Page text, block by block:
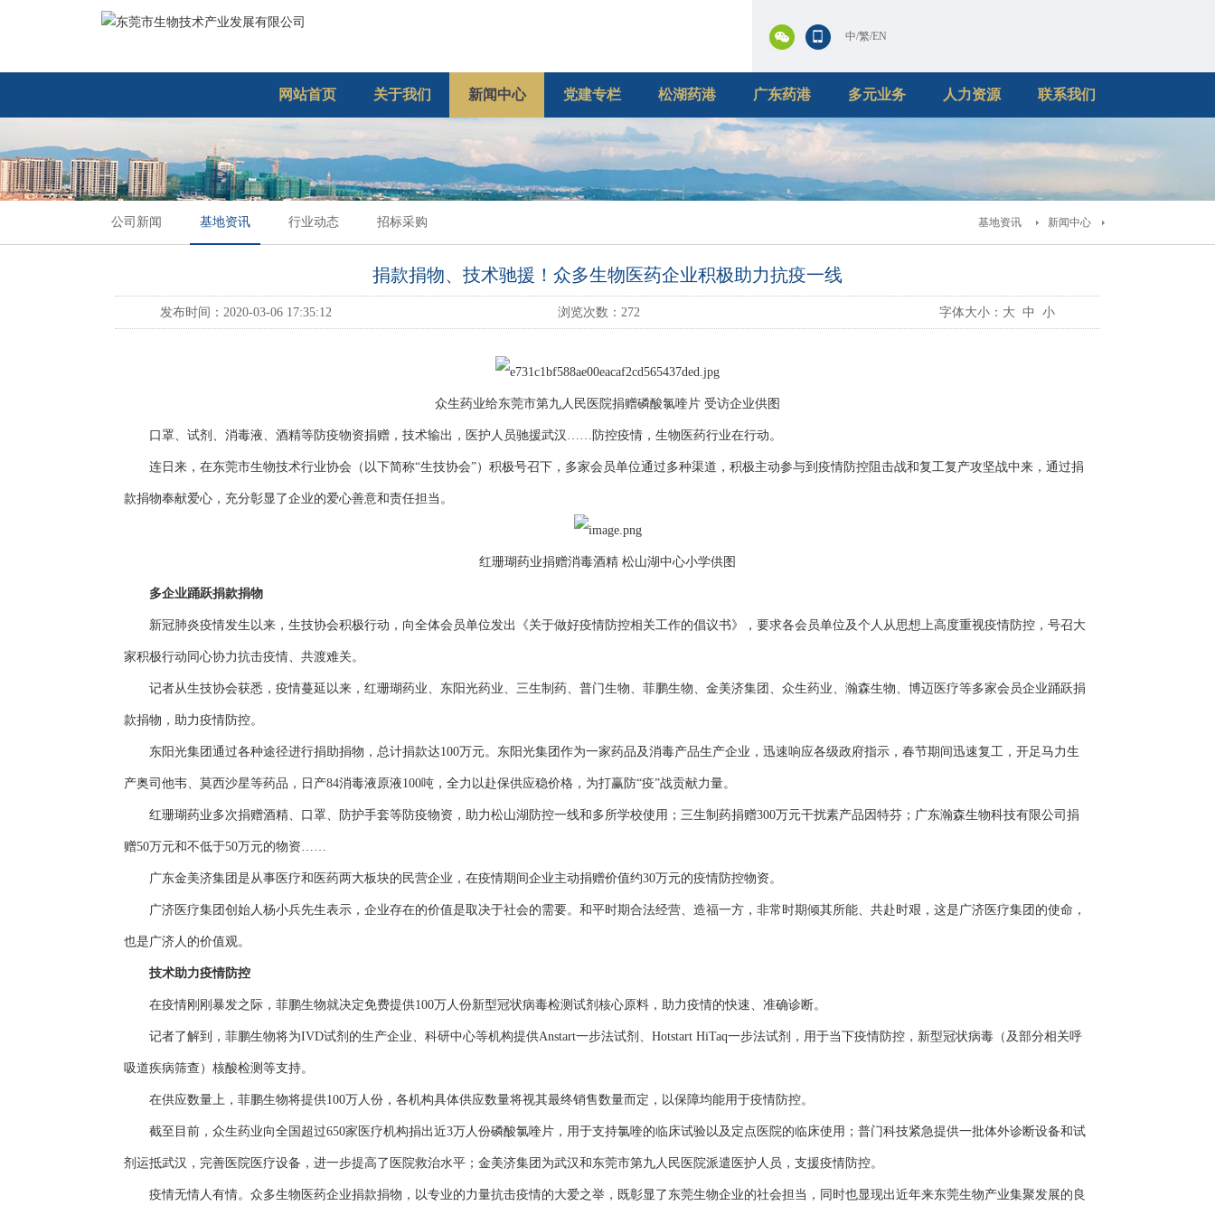
中/繁/EN
网站首页 关于我们 新闻中心 党建专栏 松湖药港 广东药港 多元业务 人力资源 联系我们
公司新闻 基地资讯 行业动态 招标采购 基地资讯 新闻中心
捐款捐物、技术驰援！众多生物医药企业积极助力抗疫一线
发布时间：2020-03-06 17:35:12 浏览次数： 272 字体大小： 大 中 小
众生药业给东莞市第九人民医院捐赠磷酸氯喹片 受访企业供图
口罩、试剂、消毒液、酒精等防疫物资捐赠，技术输出，医护人员驰援武汉……防控疫情，生物医药行业在行动。
连日来，在东莞市生物技术行业协会（以下简称“生技协会”）积极号召下，多家会员单位通过多种渠道，积极主动参与到疫情防控阻击战和复工复产攻坚战中来，通过捐
款捐物奉献爱心，充分彰显了企业的爱心善意和责任担当。
红珊瑚药业捐赠消毒酒精 松山湖中心小学供图
多企业踊跃捐款捐物
新冠肺炎疫情发生以来，生技协会积极行动，向全体会员单位发出《关于做好疫情防控相关工作的倡议书》，要求各会员单位及个人从思想上高度重视疫情防控，号召大
家积极行动同心协力抗击疫情、共渡难关。
记者从生技协会获悉，疫情蔓延以来，红珊瑚药业、东阳光药业、三生制药、普门生物、菲鹏生物、金美济集团、众生药业、瀚森生物、博迈医疗等多家会员企业踊跃捐
款捐物，助力疫情防控。
东阳光集团通过各种途径进行捐助捐物，总计捐款达100万元。东阳光集团作为一家药品及消毒产品生产企业，迅速响应各级政府指示，春节期间迅速复工，开足马力生
产奥司他韦、莫西沙星等药品，日产84消毒液原液100吨，全力以赴保供应稳价格，为打赢防“疫”战贡献力量。
红珊瑚药业多次捐赠酒精、口罩、防护手套等防疫物资，助力松山湖防控一线和多所学校使用；三生制药捐赠300万元干扰素产品因特芬；广东瀚森生物科技有限公司捐
赠50万元和不低于50万元的物资……
广东金美济集团是从事医疗和医药两大板块的民营企业，在疫情期间企业主动捐赠价值约30万元的疫情防控物资。
广济医疗集团创始人杨小兵先生表示，企业存在的价值是取决于社会的需要。和平时期合法经营、造福一方，非常时期倾其所能、共赴时艰，这是广济医疗集团的使命，
也是广济人的价值观。
技术助力疫情防控
在疫情刚刚暴发之际，菲鹏生物就决定免费提供100万人份新型冠状病毒检测试剂核心原料，助力疫情的快速、准确诊断。
记者了解到，菲鹏生物将为IVD试剂的生产企业、科研中心等机构提供Anstart一步法试剂、Hotstart HiTaq一步法试剂，用于当下疫情防控，新型冠状病毒（及部分相关呼
吸道疾病筛查）核酸检测等支持。
在供应数量上，菲鹏生物将提供100万人份，各机构具体供应数量将视其最终销售数量而定，以保障均能用于疫情防控。
截至目前，众生药业向全国超过650家医疗机构捐出近3万人份磷酸氯喹片，用于支持氯喹的临床试验以及定点医院的临床使用；普门科技紧急提供一批体外诊断设备和试
剂运抵武汉，完善医院医疗设备，进一步提高了医院救治水平；金美济集团为武汉和东莞市第九人民医院派遣医护人员，支援疫情防控。
疫情无情人有情。众多生物医药企业捐款捐物，以专业的力量抗击疫情的大爱之举，既彰显了东莞生物企业的社会担当，同时也显现出近年来东莞生物产业集聚发展的良